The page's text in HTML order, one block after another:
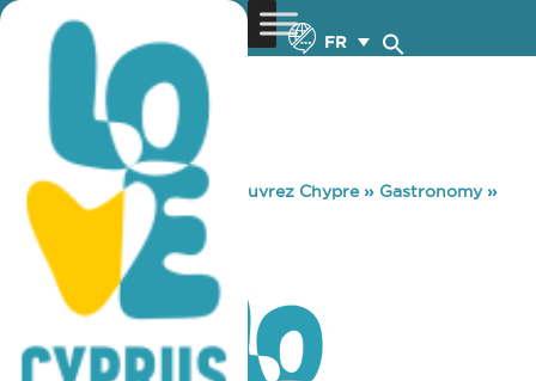
FR
You are here: Home »Découvrez Chypre» Gastronomy»
MAESTROPLACE
MAESTROPLACE